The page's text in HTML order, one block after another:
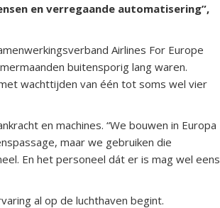
en verregaande automatisering”,
Airlines For Europe
buitensporig lang waren.
wachttijden van één tot soms wel vier
en machines. “We bouwen in Europa
maar we gebruiken die
En het personeel dát er is mag wel eens
al op de luchthaven begint.